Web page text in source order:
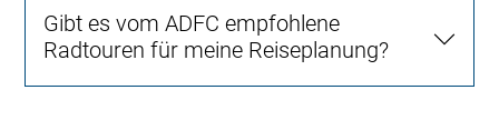
Gibt es vom ADFC empfohlene
Radtouren für meine Reiseplanung?